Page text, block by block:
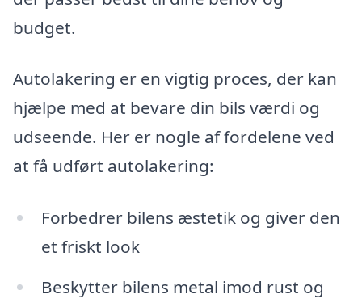
budget.
Autolakering er en vigtig proces, der kan
hjælpe med at bevare din bils værdi og
udseende. Her er nogle af fordelene ved
at få udført autolakering:
Forbedrer bilens æstetik og giver den
et friskt look
Beskytter bilens metal imod rust og